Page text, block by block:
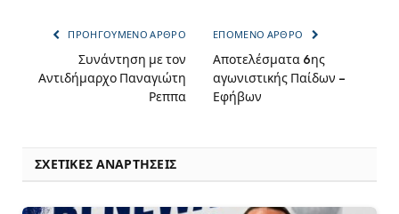
ΠΡΟΗΓΟΎΜΕΝΟ ΆΡΘΡΟ
Συνάντηση με τον
Αντιδήμαρχο Παναγιώτη
Ρεππα
ΕΠΌΜΕΝΟ ΆΡΘΡΟ
Αποτελέσματα 6ης
αγωνιστικής Παίδων –
Εφήβων
ΣΧΕΤΙΚΈΣ ΑΝΑΡΤΉΣΕΙΣ